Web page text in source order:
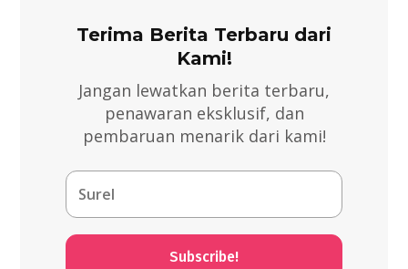
Terima Berita Terbaru dari
Kami!
Jangan lewatkan berita terbaru,
penawaran eksklusif, dan
pembaruan menarik dari kami!
Subscribe!